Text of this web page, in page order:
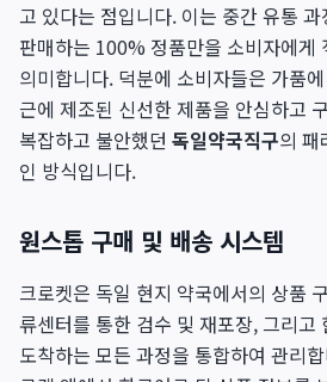
고 있다는 점입니다. 이는 중간 유통
판매하는 100% 정품만을 소비자에게
의미합니다. 덕분에 소비자들은 가품
근에 제조된 신선한 제품을 안심하고
복잡하고 불안했던 독일약국직구의 패
인 방식입니다.
원스톱 구매 및 배송 시스템
크로켓은 독일 현지 약국에서의 상품
류센터를 통한 검수 및 재포장, 그리고
도착하는 모든 과정을 통합하여 관리